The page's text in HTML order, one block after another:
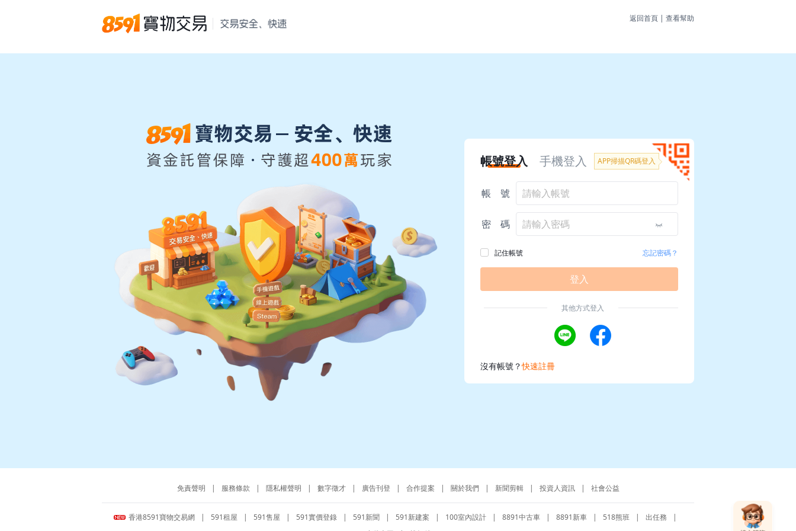
返回首頁 | 查看幫助
帳號登入 手機登入 APP掃描QR碼登入
帳 號
密 碼
記住帳號 忘記密碼？
登入
其他方式登入
沒有帳號？快速註冊
免責聲明 | 服務條款 | 隱私權聲明 | 數字徵才 | 廣告刊登 | 合作提案 | 關於我們 | 新聞剪輯 | 投資人資訊 | 社會公益
香港8591寶物交易網 | 591租屋 | 591售屋 | 591實價登錄 | 591新聞 | 591新建案 | 100室內設計 | 8891中古車 | 8891新車 | 518熊班 | 出任務
|